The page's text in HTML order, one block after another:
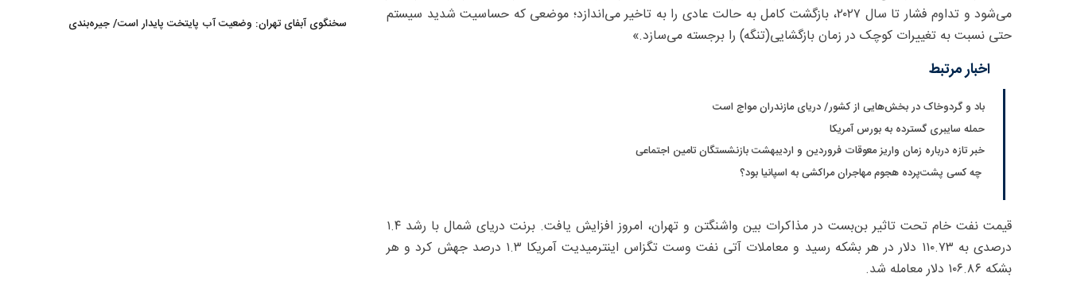
می‌شود و تداوم فشار تا سال ۲۰۲۷، بازگشت کامل به حالت عادی را به تاخیر می‌اندازد؛ موضعی که حساسیت شدید سیستم
حتی نسبت به تغییرات کوچک در زمان بازگشایی(تنگه) را برجسته می‌سازد.»
اخبار مرتبط
باد و گردوخاک در بخش‌هایی از کشور/ دریای مازندران مواج است
حمله سایبری گسترده به بورس آمریکا
خبر تازه درباره زمان واریز معوقات فروردین و اردیبهشت بازنشستگان تامین اجتماعی
چه کسی پشت‌پرده هجوم مهاجران مراکشی به اسپانیا بود؟
قیمت نفت خام تحت تاثیر بن‌بست در مذاکرات بین واشنگتن و تهران، امروز افزایش یافت. برنت دریای شمال با رشد ۱.۴
درصدی به ۱۱۰.۷۳ دلار در هر بشکه رسید و معاملات آتی نفت وست تگزاس اینترمیدیت آمریکا ۱.۳ درصد جهش کرد و هر
بشکه ۱۰۶.۸۶ دلار معامله شد.
سخنگوی آبفای تهران: وضعیت آب پایتخت پایدار است/ جیره‌بندی